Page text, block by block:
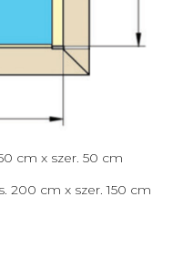
cm x szer. 50 cm
200 cm x szer. 150 cm